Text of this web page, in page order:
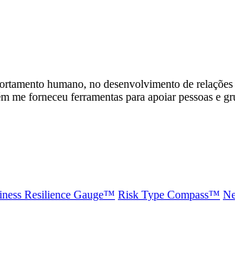
humano, no desenvolvimento de
forneceu ferramentas para apoiar pessoas e
Resilience Gauge™️ Risk Type Compass™️